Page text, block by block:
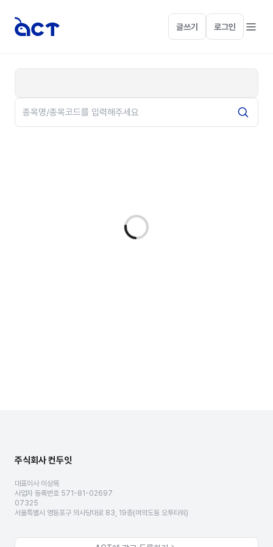
글쓰기 로그인
주식회사 컨두잇
대표이사 이상목
사업자 등록번호 571-81-02697
07325
서울특별시 영등포구 의사당대로 83, 19층(여의도동 오투타워)